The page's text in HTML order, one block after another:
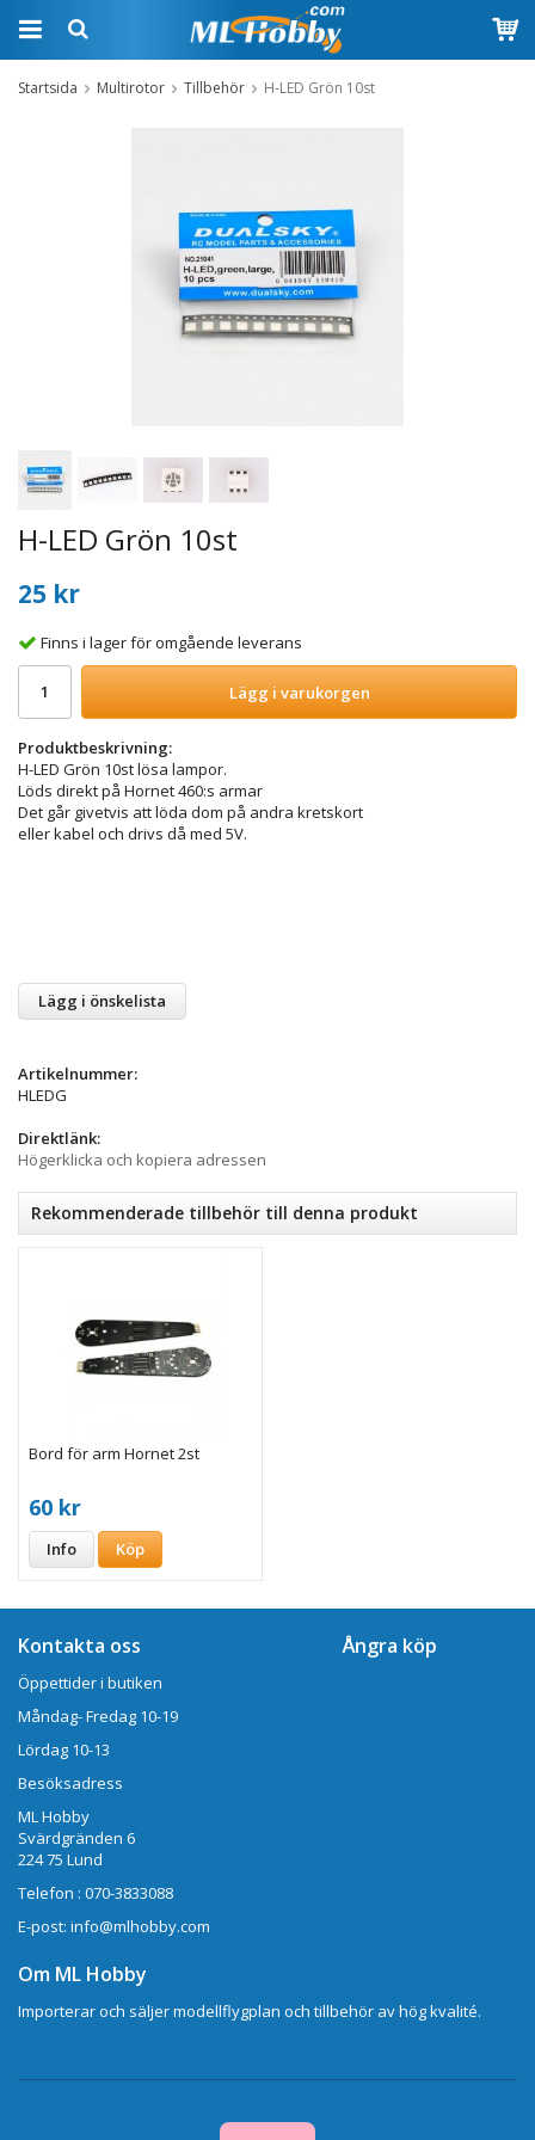
Startsida Multirotor Tillbehör H-LED Grön 10st
H-LED Grön 10st
25 kr
Finns i lager för omgående leverans
Lägg i varukorgen
Produktbeskrivning:
H-LED Grön 10st lösa lampor.
Löds direkt på Hornet 460:s armar
Det går givetvis att löda dom på andra kretskort
eller kabel och drivs då med 5V.
Lägg i önskelista
Artikelnummer:
HLEDG
Direktlänk:
Högerklicka och kopiera adressen
Rekommenderade tillbehör till denna produkt
Bord för arm Hornet 2st
60 kr
Info Köp
Kontakta oss
Öppettider i butiken
Måndag- Fredag 10-19
Lördag 10-13
Besöksadress
ML Hobby
Svärdgränden 6
224 75 Lund
Telefon : 070-3833088
E-post: info@mlhobby.com
Ångra köp
Om ML Hobby
Importerar och säljer modellflygplan och tillbehör av hög kvalité.